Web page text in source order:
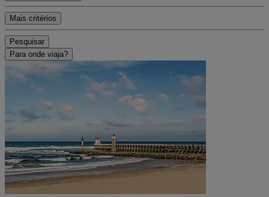
Mais critérios
Pesquisar
Para onde viaja?